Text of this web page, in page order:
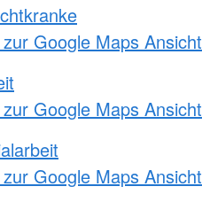
Google Maps Ansicht
Google Maps Ansicht
Google Maps Ansicht